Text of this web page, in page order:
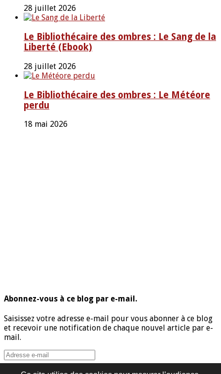
28 juillet 2026
Le Bibliothécaire des ombres : Le Sang de la
Liberté (Ebook)
28 juillet 2026
Le Bibliothécaire des ombres : Le Météore
perdu
18 mai 2026
Abonnez-vous à ce blog par e-mail.
Saisissez votre adresse e-mail pour vous abonner à ce blog
et recevoir une notification de chaque nouvel article par e-
mail.
Adresse
e-